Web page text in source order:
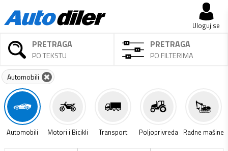
Uloguj se
PRETRAGA
PO TEKSTU
PRETRAGA
PO FILTERIMA
Automobili
Automobili Motori i Bicikli Transport Poljoprivreda Radne mašine